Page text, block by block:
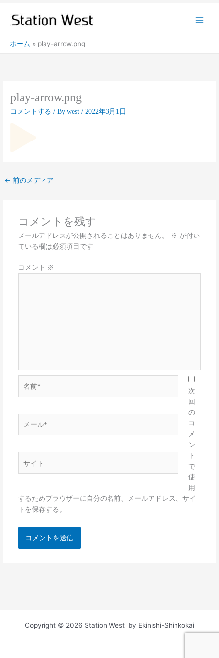
ス
ホーム play-arrow.png
play-arrow.png
コメントする / Bywest/ 2022年3月1日
← 前のメディア
コメントを残す
メールアドレスが公開されることはありません。 ※ が付い
ている欄は必須項目です
コメント ※
前
ー
*
次
回
の
コ
メ
ン
ト
で
使
用
するためブラウザーに自分の名前、メールアドレス、サイ
トを保存する。
Copyright © 2026 Station West by Ekinishi-Shinkokai